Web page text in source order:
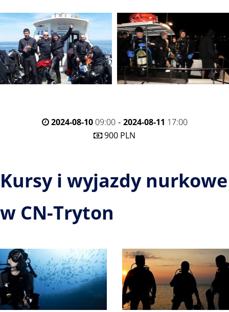
2024-08-10 09:00 - 2024-08-11 17:00
900 PLN
Kursy i wyjazdy nurkowe
w CN-Tryton